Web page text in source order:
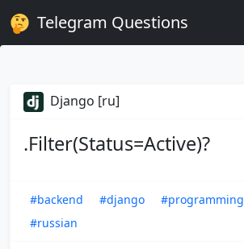
Telegram Questions
Django [ru]
.Filter(Status=Active)?
#backend #django #programming
#russian